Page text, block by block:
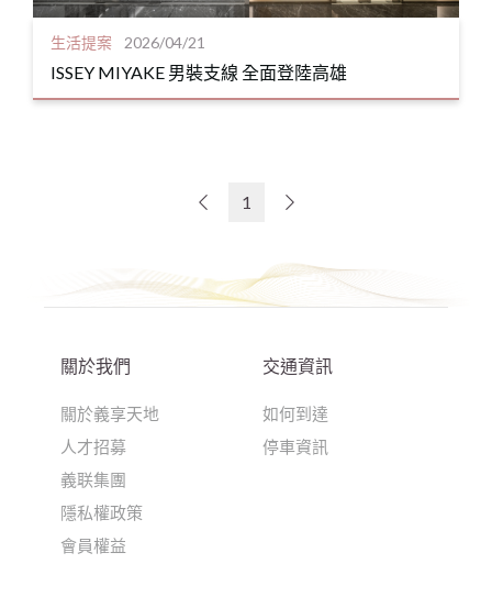
生活提案 2026/04/21
ISSEY MIYAKE 男裝支線 全面登陸高雄
1
關於我們
關於義享天地
人才招募
義联集團
隱私權政策
會員權益
交通資訊
如何到達
停車資訊